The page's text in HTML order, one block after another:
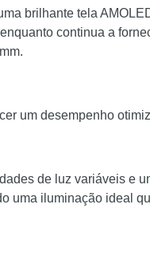
brilhante tela
continua a
um desempenho
de luz variáveis e
uma iluminação ideal